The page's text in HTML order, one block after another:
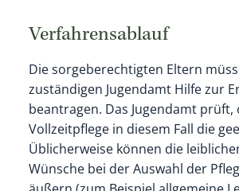
Verfahrensablauf
Die sorgeberechtigten Eltern
zuständigen Jugendamt Hilfe zur
beantragen. Das Jugendamt prüft,
Vollzeitpflege in diesem Fall die
Üblicherweise können die
Wünsche bei der Auswahl der